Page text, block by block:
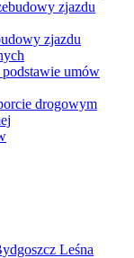
zjazdu
zjazdu
umów
drogowym
Leśna